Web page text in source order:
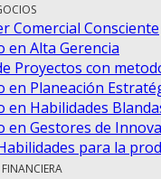
Comercial Consciente
en Alta Gerencia
Proyectos con
en Planeación
en Habilidades
en Gestores de
para la